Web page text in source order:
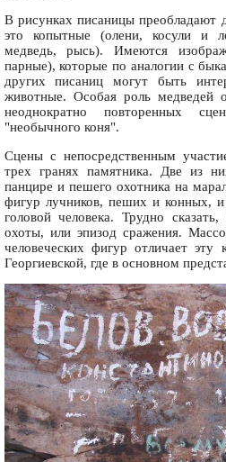
В рисунках писаницы преобладают
это копытные (олени, косули и
медведь, рысь). Имеются
парные), которые по аналогии с
других писаниц могут быть
животные. Особая роль медведей
неоднократно повторенных
"необычного коня".
Сцены с непосредственным
трех гранях памятника. Две из
панцире и пешего охотника на
фигур лучников, пеших и конных, и
головой человека. Трудно
охоты, или эпизод сражения.
человеческих фигур отличает
Георгиевской, где в основном